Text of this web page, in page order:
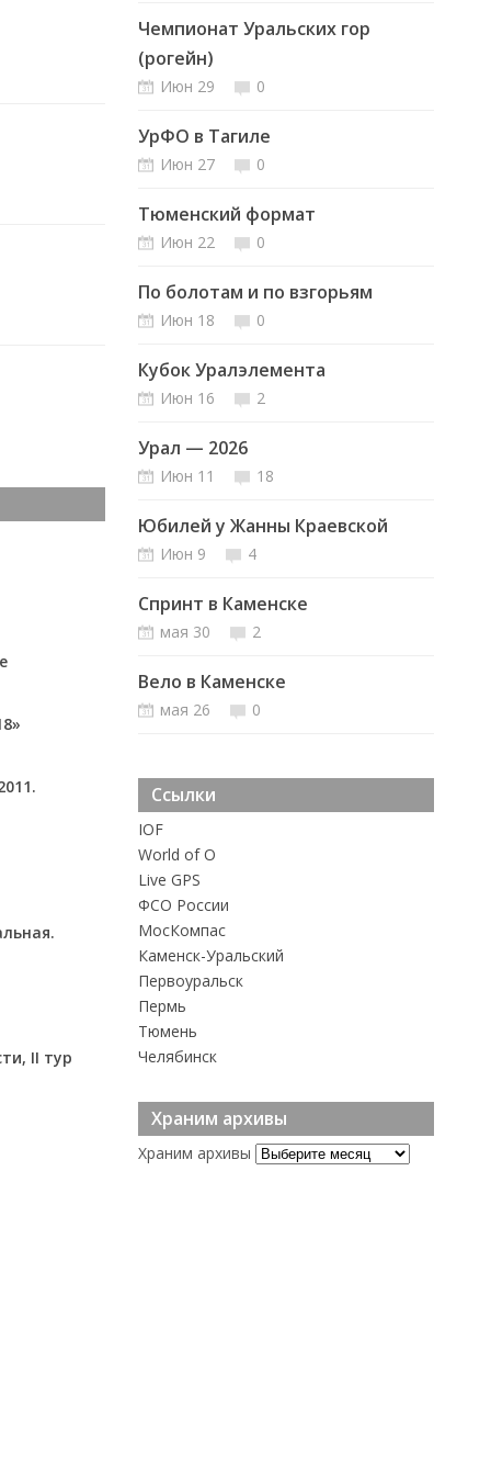
II тур
Чемпионат Уральских гор
(рогейн)
Июн 29 0
УрФО в Тагиле
Июн 27 0
Тюменский формат
Июн 22 0
По болотам и по взгорьям
Июн 18 0
Кубок Уралэлемента
Июн 16 2
Урал — 2026
Июн 11 18
Юбилей у Жанны Краевской
Июн 9 4
Спринт в Каменске
мая 30 2
Вело в Каменске
мая 26 0
Ссылки
IOF
World of O
Live GPS
ФСО России
MосКомпас
Каменск-Уральский
Первоуральск
Пермь
Тюмень
Челябинск
Храним архивы
Храним архивы